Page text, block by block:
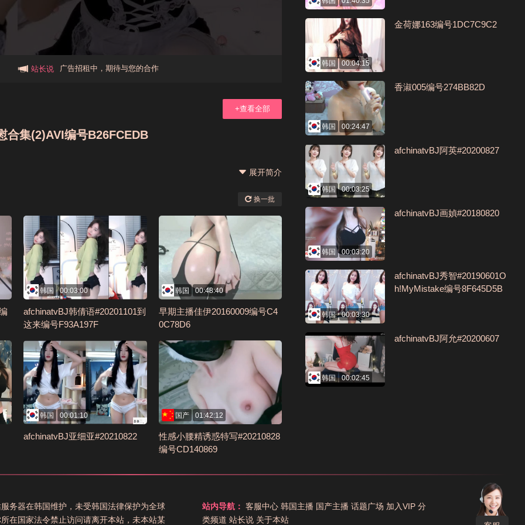
站长说
本站大事件(19j网站发展历程)
新手报道,扫盲科普帖
广告招租中，期待与您的合作
+查看全部
合集(2)AVI编号B26FCEDB
展开简介
换一批
韩国 00:03:00
afchinatvBJ韩倩语#20201101到
这来编号F93A197F
韩国 00:48:40
早期主播佳伊20160009编号C4
0C78D6
韩国 00:01:10
afchinatvBJ亚细亚#20210822
国产 01:42:12
性感小腰精诱惑特写#20210828
编号CD140869
韩国 00:04:15
金荷娜163编号1DC7C9C2
韩国 00:24:47
香淑005编号274BB82D
韩国 00:03:25
afchinatvBJ阿英#20200827
韩国 00:03:20
afchinatvBJ画媜#20180820
韩国 00:03:30
afchinatvBJ秀智#20190601O
h!MyMistake编号8F645D5B
韩国 00:02:45
afchinatvBJ阿允#20200607
务器在韩国维护，未受韩国法律保护为全球
在国家法令禁止访问请离开本站，未本站某
站内导航： 客服中心 韩国主播 国产主播 话题广场 加入VIP 分
类频道 站长说 关于本站